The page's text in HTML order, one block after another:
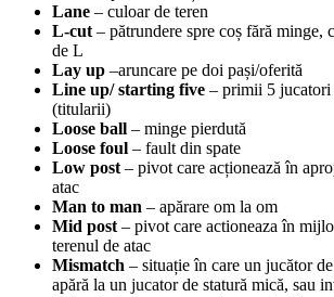
Lane – culoar de teren
L-cut – pătrundere spre coș fără minge,
de L
Lay up –aruncare pe doi pași/oferită
Line up/ starting five – primii 5 jucatori
(titularii)
Loose ball – minge pierdută
Loose foul – fault din spate
Low post – pivot care acționează în
atac
Man to man – apărare om la om
Mid post – pivot care actioneaza în
terenul de atac
Mismatch – situație în care un jucător
apără la un jucator de statură mică, sau